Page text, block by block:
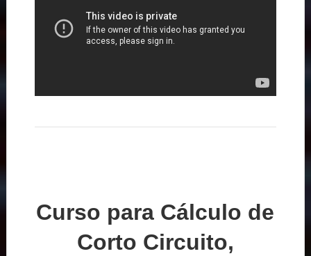
Curso para Cálculo de
Corto Circuito,